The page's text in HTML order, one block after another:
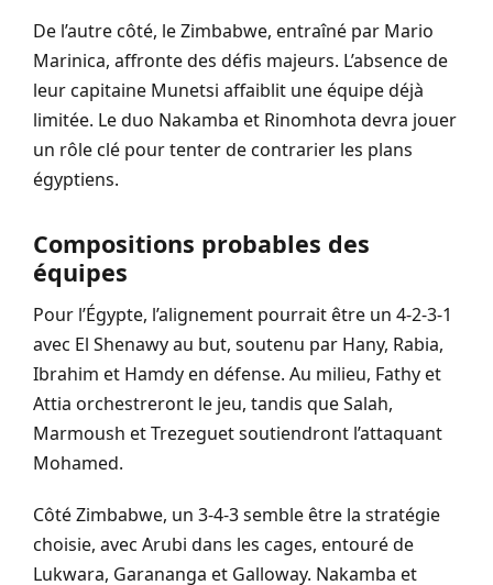
De l’autre côté, le Zimbabwe, entraîné par Mario
Marinica, affronte des défis majeurs. L’absence de
leur capitaine Munetsi affaiblit une équipe déjà
limitée. Le duo Nakamba et Rinomhota devra jouer
un rôle clé pour tenter de contrarier les plans
égyptiens.
Compositions probables des
équipes
Pour l’Égypte, l’alignement pourrait être un 4-2-3-1
avec El Shenawy au but, soutenu par Hany, Rabia,
Ibrahim et Hamdy en défense. Au milieu, Fathy et
Attia orchestreront le jeu, tandis que Salah,
Marmoush et Trezeguet soutiendront l’attaquant
Mohamed.
Côté Zimbabwe, un 3-4-3 semble être la stratégie
choisie, avec Arubi dans les cages, entouré de
Lukwara, Garananga et Galloway. Nakamba et